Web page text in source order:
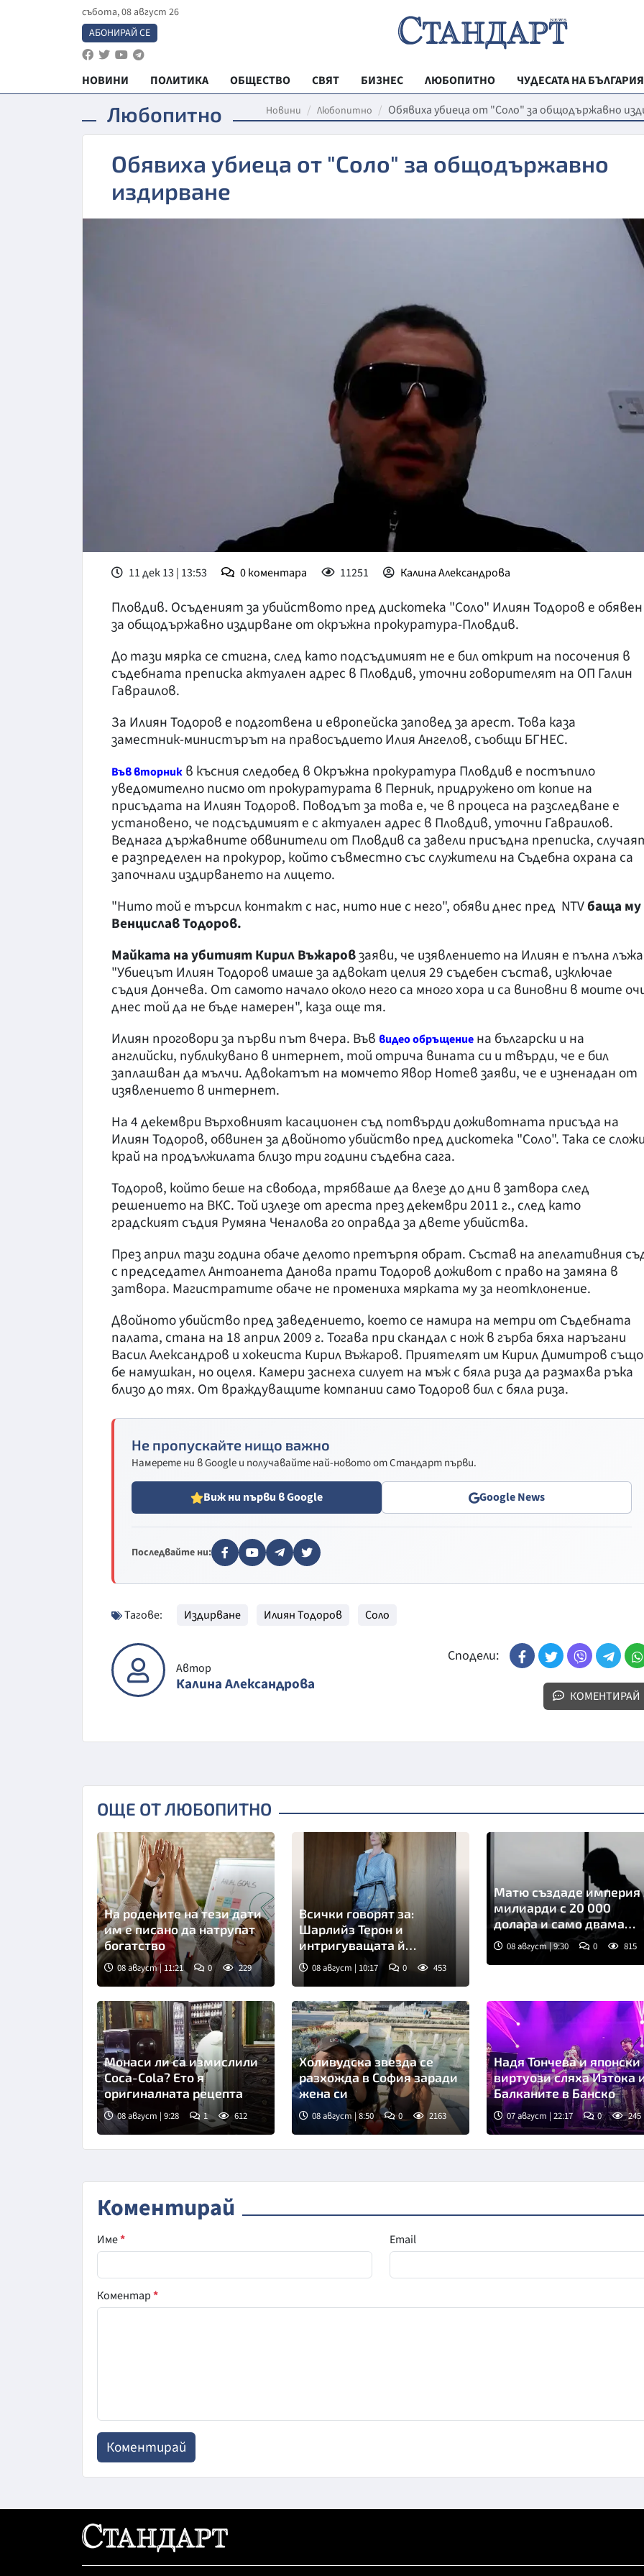
събота, 08 август 26
АБОНИРАЙ СЕ
НОВИНИ ПОЛИТИКА ОБЩЕСТВО СВЯТ БИЗНЕС ЛЮБОПИТНО
ЧУДЕСАТА НА БЪЛГАРИЯ
РЕГИОНАЛНИ
ВЕСТНИК
МЛАДЕЖКА
Любопитно Новини Любопитно Обявиха убиеца от "Соло" за общодържавно
Обявиха убиеца от "Соло" за общодържавно
издирване
11 дек 13 | 13:53 0коментара 11251 Калина Александрова
Пловдив. Осъденият за убийството пред дискотека "Соло" Илиян Тодоров е обявен
за общодържавно издирване от окръжна прокуратура-Пловдив.
До тази мярка се стигна, след като подсъдимият не е бил открит на посочения в
съдебната преписка актуален адрес в Пловдив, уточни говорителят на ОП Галин
Гавраилов.
За Илиян Тодоров е подготвена и европейска заповед за арест. Това каза
заместник-министърът на правосъдието Илия Ангелов, съобщи БГНЕС.
Във вторник в късния следобед в Окръжна прокуратура Пловдив е постъпило
уведомително писмо от прокуратурата в Перник, придружено от копие на
присъдата на Илиян Тодоров. Поводът за това е, че в процеса на разследване е
установено, че подсъдимият е с актуален адрес в Пловдив, уточни Гавраилов.
Веднага държавните обвинители от Пловдив са завели присъдна преписка,
е разпределен на прокурор, който съвместно със служители на Съдебна охрана са
започнали издирването на лицето.
"Нито той е търсил контакт с нас, нито ние с него", обяви днес пред NTVбаща му
Венцислав Тодоров.
Майката на убитият Кирил Въжаровзаяви, че изявлението на Илиян е пълна
"Убиецът Илиян Тодоров имаше за адвокат целия 29 съдебен състав, изключае
съдия Дончева. От самото начало около него са много хора и са виновни в моите
днес той да не бъде намерен", каза още тя.
Илиян проговори за първи път вчера. Във видео обръщение на български и на
английски, публикувано в интернет, той отрича вината си и твърди, че е бил
заплашван да мълчи. Адвокатът на момчето Явор Нотев заяви, че е изненадан от
изявлението в интернет.
На 4 декември Върховният касационен съд потвърди доживотната присъда на
Илиян Тодоров, обвинен за двойното убийство пред дискотека "Соло". Така се
край на продължилата близо три години съдебна сага.
Тодоров, който беше на свобода, трябваше да влезе до дни в затвора след
решението на ВКС. Той излезе от ареста през декември 2011 г., след като
градският съдия Румяна Ченалова го оправда за двете убийства.
През април тази година обаче делото претърпя обрат. Състав на апелативния
с председател Антоанета Данова прати Тодоров доживот с право на замяна в
затвора. Магистратите обаче не промениха мярката му за неотклонение.
Двойното убийство пред заведението, което се намира на метри от Съдебната
палата, стана на 18 април 2009 г. Тогава при скандал с нож в гърба бяха наръгани
Васил Александров и хокеиста Кирил Въжаров. Приятелят им Кирил Димитров също
бе намушкан, но оцеля. Камери заснеха силует на мъж с бяла риза да размахва ръка
близо до тях. От враждуващите компании само Тодоров бил с бяла риза.
Не пропускайте нищо важно
Намерете ни в Google и получавайте най-новото от Стандарт първи.
Виж ни първи в Google Google News
Последвайте ни:
Тагове: Издирване Илиян Тодоров Соло
Автор
Калина Александрова
Сподели:
КОМЕНТИРАЙ
ОЩЕ ОТ ЛЮБОПИТНО
Снимка: Магнифик
На родените на тези дати
им е писано да натрупат
богатство
08 август | 11:21 0 229
Снимка: Инстаграм
Всички говорят за:
Шарлийз Терон и
интригуващата й
прозрачна пола
08 август | 10:17 0 453
Матю създаде империя
милиарди с 20 000
долара и само двама
души
08 август | 9:30 0 815
Монаси ли са измислили
Coca-Cola? Ето я
оригиналната рецепта
08 август | 9:28 1 612
Холивудска звезда се
разхожда в София заради
жена си
08 август | 8:50 0 2163
Надя Тончева и японски
виртуози сляха Изтока
Балканите в Банско
07 август | 22:17 0 245
Коментирай
Име* Email
Коментар*